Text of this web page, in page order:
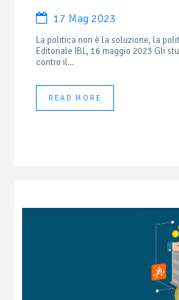
17 Mag 2023
La politica non è la soluzione, la
Editoriale IBL, 16 maggio 2023 Gli
contro il...
READ MORE